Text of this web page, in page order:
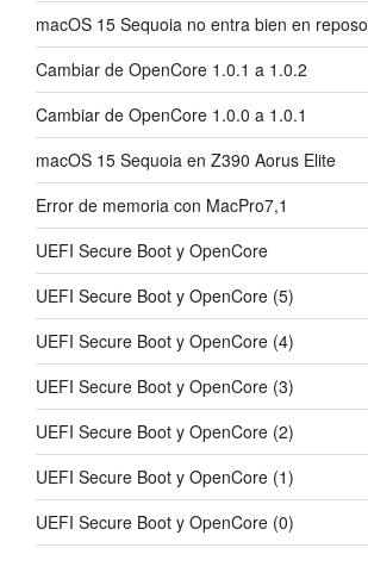
macOS 15 Sequoia no entra bien en reposo
Cambiar de OpenCore 1.0.1 a 1.0.2
Cambiar de OpenCore 1.0.0 a 1.0.1
macOS 15 Sequoia en Z390 Aorus Elite
Error de memoria con MacPro7,1
UEFI Secure Boot y OpenCore
UEFI Secure Boot y OpenCore (5)
UEFI Secure Boot y OpenCore (4)
UEFI Secure Boot y OpenCore (3)
UEFI Secure Boot y OpenCore (2)
UEFI Secure Boot y OpenCore (1)
UEFI Secure Boot y OpenCore (0)